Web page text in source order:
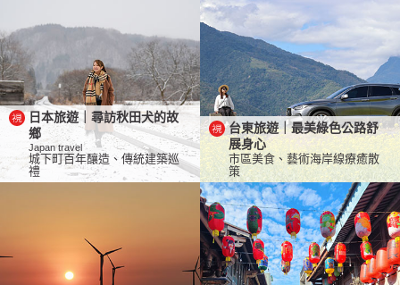
日本旅遊｜尋訪秋田犬的故
鄉
Japan travel
城下町百年釀造、傳統建築巡
禮
台東旅遊｜最美綠色公路舒
展身心
市區美食、藝術海岸線療癒散
策